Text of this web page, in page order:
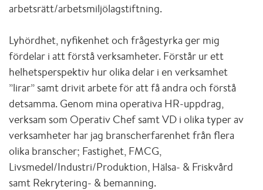
arbetsrätt/arbetsmiljölagstiftning.
Lyhördhet, nyfikenhet och frågestyrka ger mig
fördelar i att förstå verksamheter. Förstår ur ett
helhetsperspektiv hur olika delar i en verksamhet
”lirar” samt drivit arbete för att få andra och förstå
detsamma. Genom mina operativa HR-uppdrag,
verksam som Operativ Chef samt VD i olika typer av
verksamheter har jag branscherfarenhet från flera
olika branscher; Fastighet, FMCG,
Livsmedel/Industri/Produktion, Hälsa- & Friskvård
samt Rekrytering- & bemanning.